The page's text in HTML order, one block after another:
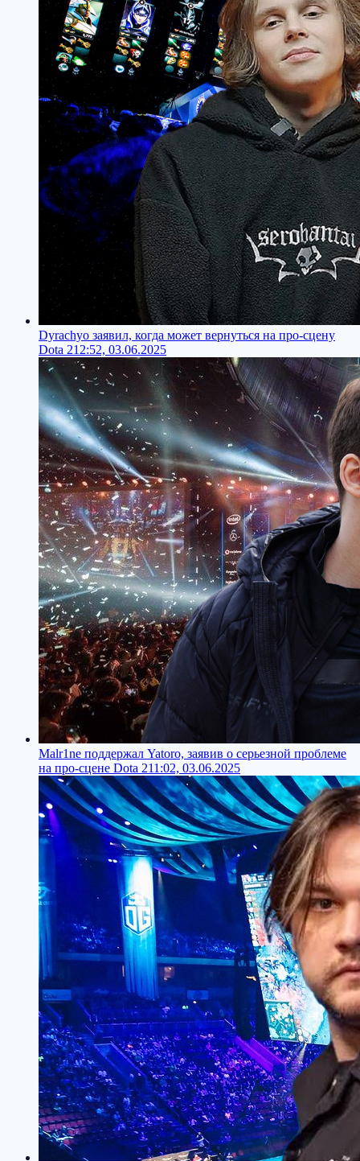
Dyrachyo заявил, когда может вернуться на про-сцену
Dota 212:52, 03.06.2025
Malr1ne поддержал Yatoro, заявив о серьезной проблеме
на про-сцене Dota 211:02, 03.06.2025